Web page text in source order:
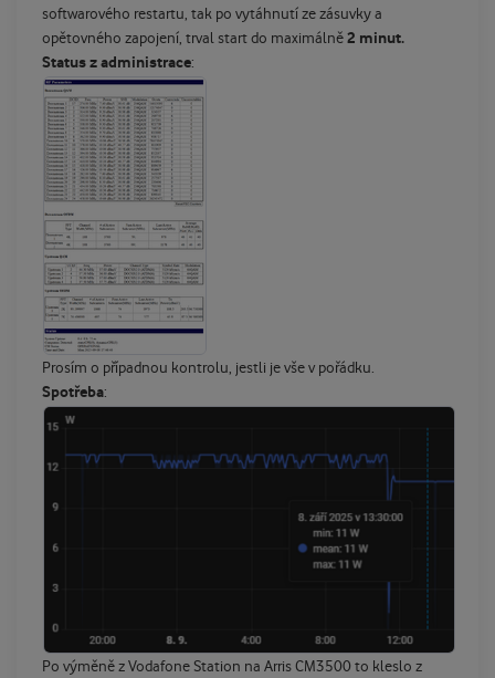
softwarového restartu, tak po vytáhnutí ze zásuvky a
opětovného zapojení, trval start do maximálně2 minut.
Status z administrace:
Prosím o případnou kontrolu, jestli je vše v pořádku.
Spotřeba:
Po výměně z Vodafone Station na Arris CM3500 to kleslo z